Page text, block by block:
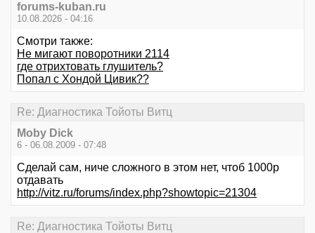
forums-kuban.ru
10.08.2026 - 04:16
Смотри также:
Не мигают поворотники 2114
где отрихтовать глушитель?
Попал с Хондой Цивик??
Re: Диагностика Тойоты Витц
Moby Dick
6 - 06.08.2009 - 07:48
Сделай сам, ниче сложного в этом нет, чтоб 1000р
отдавать
http://vitz.ru/forums/index.php?showtopic=21304
Re: Диагностика Тойоты Витц